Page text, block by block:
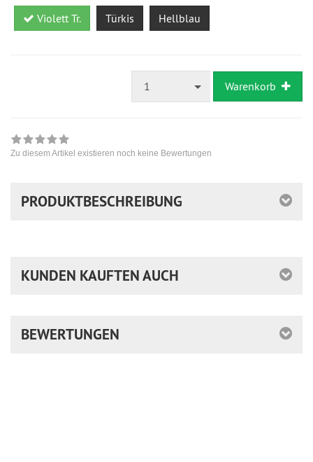
Violett Tr. Türkis Hellblau
1 Warenkorb
Zu diesem Artikel existieren noch keine Bewertungen
PRODUKTBESCHREIBUNG
KUNDEN KAUFTEN AUCH
BEWERTUNGEN